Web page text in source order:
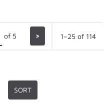
of 5 > 1–25 of 114
SORT